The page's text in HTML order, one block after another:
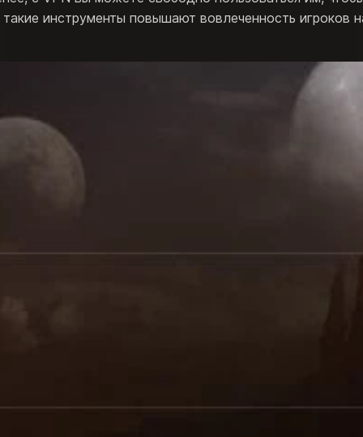
инструменты повышают вовлеченность